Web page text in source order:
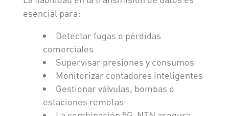
esencial para:
Detectar fugas o pérdidas
comerciales
Supervisar presiones y consumos
Monitorizar contadores inteligentes
Gestionar válvulas, bombas o
estaciones remotas